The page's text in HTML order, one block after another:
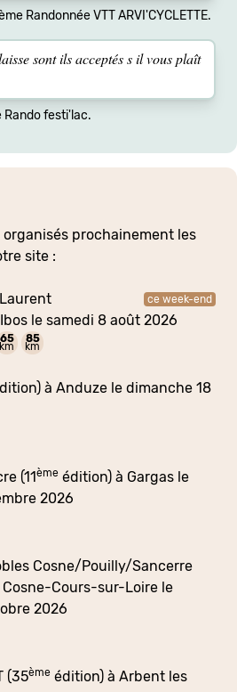
Randonnée VTT ARVI'CYCLETTE.
sont ils acceptés s il vous plaît
Rando festi'lac.
prochainement les
site :
ce week-end
le samedi 8 août 2026
65
km
85
km
à Anduze le dimanche 18
(11ème édition) à Gargas le
2026
Cosne/Pouilly/Sancerre
Cours-sur-Loire le
2026
(35ème édition) à Arbent les